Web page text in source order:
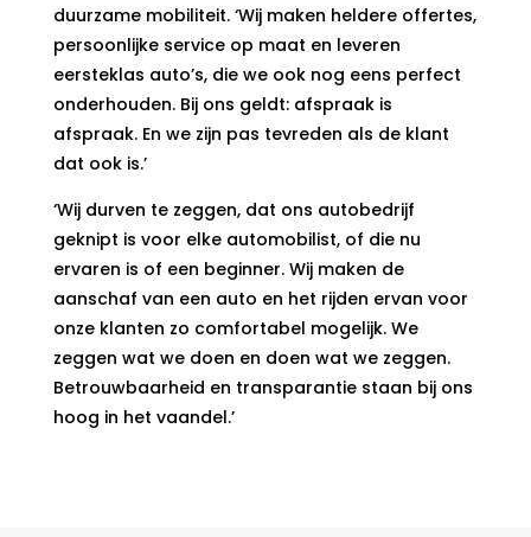
duurzame mobiliteit. ‘Wij maken heldere offertes,
persoonlijke service op maat en leveren
eersteklas auto’s, die we ook nog eens perfect
onderhouden. Bij ons geldt: afspraak is
afspraak. En we zijn pas tevreden als de klant
dat ook is.’
‘Wij durven te zeggen, dat ons autobedrijf
geknipt is voor elke automobilist, of die nu
ervaren is of een beginner. Wij maken de
aanschaf van een auto en het rijden ervan voor
onze klanten zo comfortabel mogelijk. We
zeggen wat we doen en doen wat we zeggen.
Betrouwbaarheid en transparantie staan bij ons
hoog in het vaandel.’